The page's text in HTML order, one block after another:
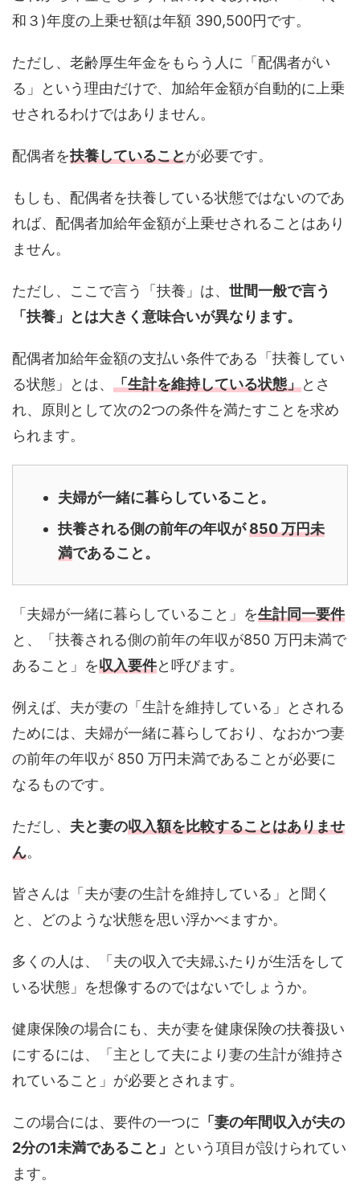
和３)年度の上乗せ額は年額 390,500円です。
ただし、老齢厚生年金をもらう人に「配偶者がい
る」という理由だけで、加給年金額が自動的に上乗
せされるわけではありません。
配偶者を扶養していることが必要です。
もしも、配偶者を扶養している状態ではないのであ
れば、配偶者加給年金額が上乗せされることはあり
ません。
ただし、ここで言う「扶養」は、 世間一般で言う
「扶養」とは大きく意味合いが異なります。
配偶者加給年金額の支払い条件である「扶養してい
る状態」とは、 「生計を維持している状態」とさ
れ、原則として次の2つの条件を満たすことを求め
られます。
夫婦が一緒に暮らしていること。
扶養される側の前年の年収が850 万円未
満であること。
「夫婦が一緒に暮らしていること」を生計同一要件
と、「扶養される側の前年の年収が850 万円未満で
あること」を収入要件と呼びます。
例えば、夫が妻の「生計を維持している」とされる
ためには、夫婦が一緒に暮らしており、なおかつ妻
の前年の年収が 850 万円未満であることが必要に
なるものです。
ただし、 夫と妻の収入額を比較することはありませ
ん。
皆さんは「夫が妻の生計を維持している」と聞く
と、どのような状態を思い浮かべますか。
多くの人は、「夫の収入で夫婦ふたりが生活をして
いる状態」を想像するのではないでしょうか。
健康保険の場合にも、夫が妻を健康保険の扶養扱い
にするには、「主として夫により妻の生計が維持さ
れていること」が必要とされます。
この場合には、要件の一つに 「妻の年間収入が夫の
2分の1未満であること」
という項目が設けられてい
ます。